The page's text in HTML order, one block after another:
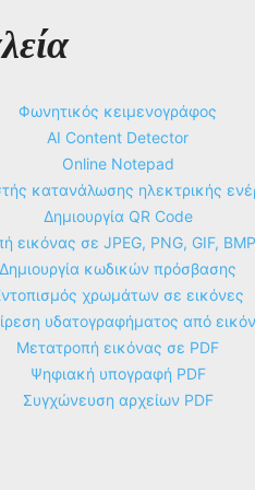
Φωνητικός κειμενογράφος
AI Content Detector
Online Notepad
κατανάλωσης ηλεκτρικής
Δημιουργία QR Code
εικόνας σε JPEG, PNG, GIF,
Δημιουργία κωδικών πρόσβασης
χρωμάτων σε εικόνες
υδατογραφήματος από
Μετατροπή εικόνας σε PDF
Ψηφιακή υπογραφή PDF
Συγχώνευση αρχείων PDF